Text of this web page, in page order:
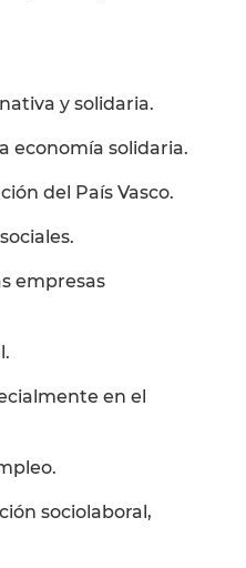
y solidaria.
economía solidaria.
del País Vasco.
empresas
en el
sociolaboral,